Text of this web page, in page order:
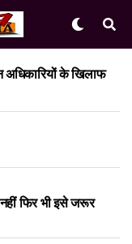
अधिकारियों के खिलाफ
फि‍र भी इसे जरूर